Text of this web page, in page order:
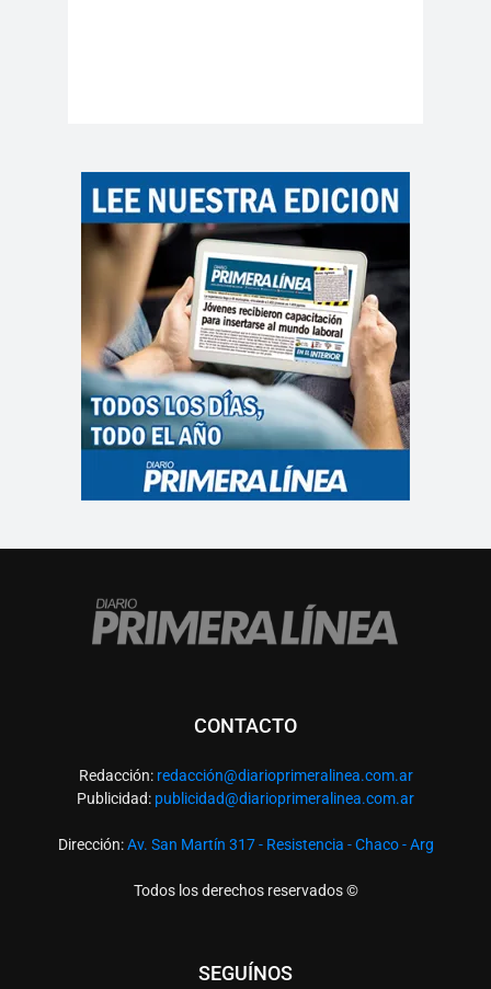
CONTACTO
Redacción: redacción@diarioprimeralinea.com.ar
Publicidad: publicidad@diarioprimeralinea.com.ar
Dirección:Av. San Martín 317 - Resistencia - Chaco - Arg
Todos los derechos reservados ©
SEGUÍNOS